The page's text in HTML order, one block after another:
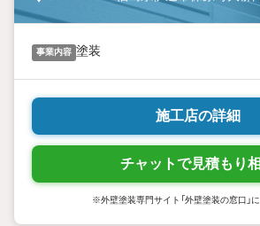
事業内容 塗装
施工店の詳細
チャットで見積もり
※外壁塗装専門サイト「外壁塗装の窓口」